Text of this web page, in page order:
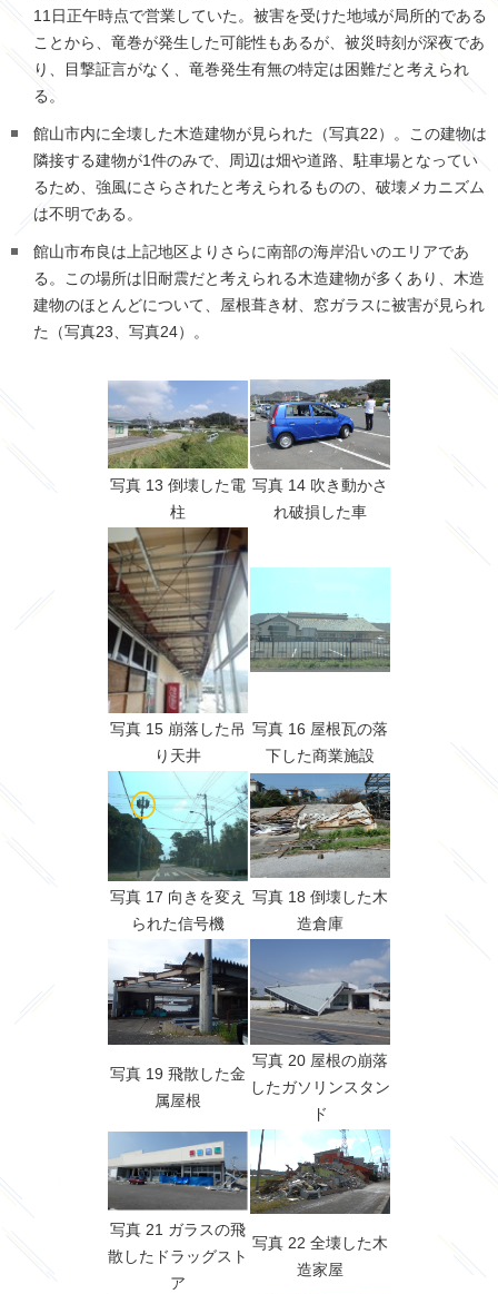
11 日正午時点で営業していた。被害を受けた地域が局所的である
ことから、竜巻が発生した可能性もあるが、被災時刻が深夜であ
り、目撃証言がなく、竜巻発生有無の特定は困難だと考えられ
る。
館山市内に全壊した木造建物が見られた（写真22）。この建物は
隣接する建物が1件のみで、周辺は畑や道路、駐車場となってい
るため、強風にさらされたと考えられるものの、破壊メカニズム
は不明である。
館山市布良は上記地区よりさらに南部の海岸沿いのエリアであ
る。この場所は旧耐震だと考えられる木造建物が多くあり、木造
建物のほとんどについて、屋根葺き材、窓ガラスに被害が見られ
た（写真23 、写真24）。
写真 13 倒壊した電
柱
写真 14 吹き動かさ
れ破損した車
写真 15 崩落した吊
り天井
写真 16 屋根瓦の落
下した商業施設
写真 17 向きを変え
られた信号機
写真 18 倒壊した木
造倉庫
写真 19 飛散した金
属屋根
写真 20 屋根の崩落
したガソリンスタン
ド
写真 21 ガラスの飛
散したドラッグスト
ア
写真 22 全壊した木
造家屋